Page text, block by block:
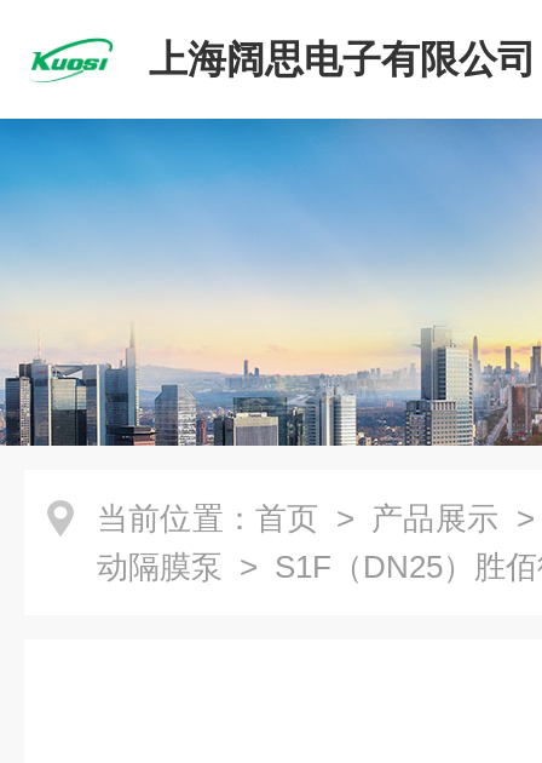
上海阔思电子有限公司
当前位置： 首页 > 产品展示
动隔膜泵 > S1F（DN25）胜